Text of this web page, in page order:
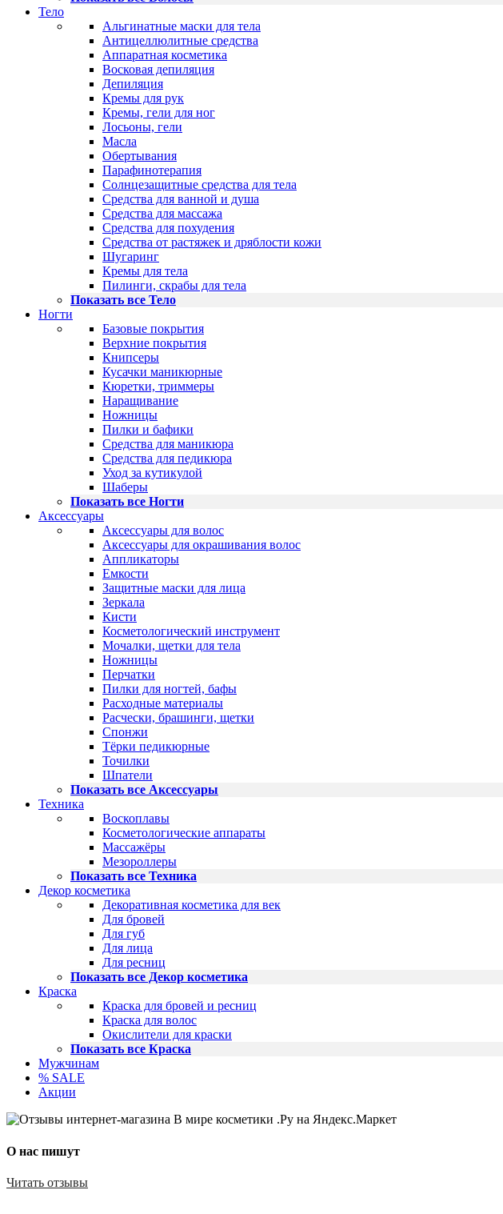
Тело
Альгинатные маски для тела
Антицеллюлитные средства
Аппаратная косметика
Восковая депиляция
Депиляция
Кремы для рук
Кремы, гели для ног
Лосьоны, гели
Масла
Обертывания
Парафинотерапия
Солнцезащитные средства для тела
Средства для ванной и душа
Средства для массажа
Средства для похудения
Средства от растяжек и дряблости кожи
Шугаринг
Кремы для тела
Пилинги, скрабы для тела
Показать все Тело
Ногти
Базовые покрытия
Верхние покрытия
Книпсеры
Кусачки маникюрные
Кюретки, триммеры
Наращивание
Ножницы
Пилки и бафики
Средства для маникюра
Средства для педикюра
Уход за кутикулой
Шаберы
Показать все Ногти
Аксессуары
Аксессуары для волос
Аксессуары для окрашивания волос
Аппликаторы
Емкости
Защитные маски для лица
Зеркала
Кисти
Косметологический инструмент
Мочалки, щетки для тела
Ножницы
Перчатки
Пилки для ногтей, бафы
Расходные материалы
Расчески, брашинги, щетки
Спонжи
Тёрки педикюрные
Точилки
Шпатели
Показать все Аксессуары
Техника
Воскоплавы
Косметологические аппараты
Массажёры
Мезороллеры
Показать все Техника
Декор косметика
Декоративная косметика для век
Для бровей
Для губ
Для лица
Для ресниц
Показать все Декор косметика
Краска
Краска для бровей и ресниц
Краска для волос
Окислители для краски
Показать все Краска
Мужчинам
% SALE
Акции
О нас пишут
Читать отзывы